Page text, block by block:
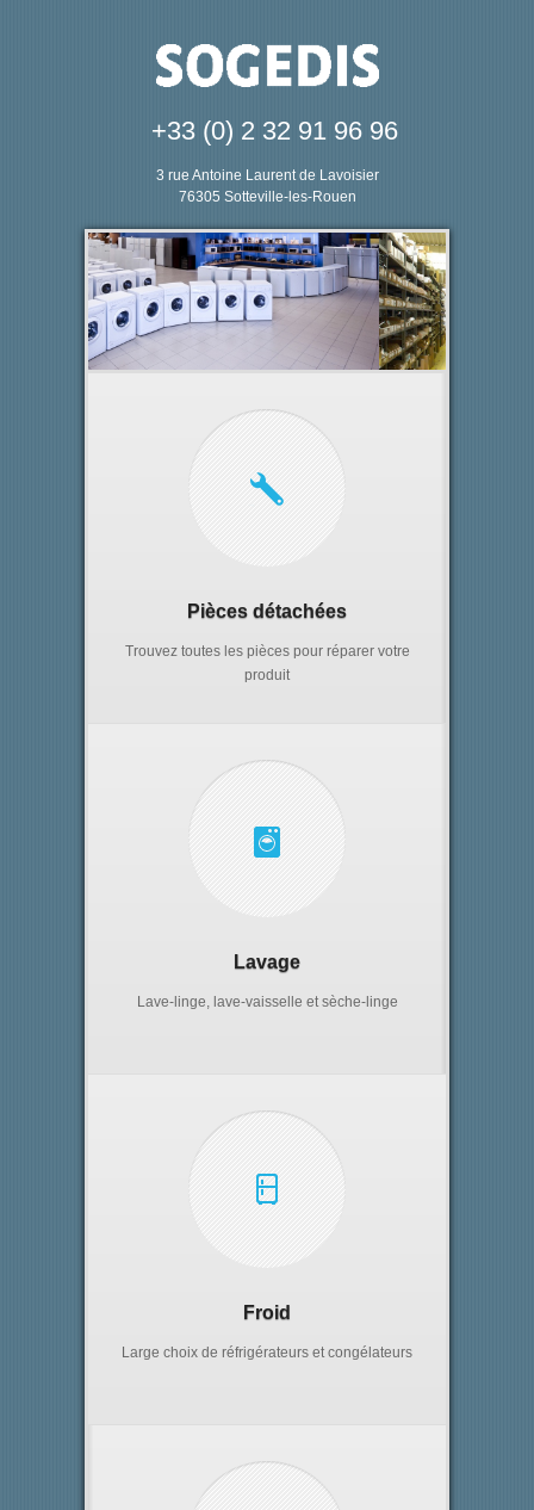
+33 (0) 2 32 91 96 96
3 rue Antoine Laurent de Lavoisier
76305 Sotteville-les-Rouen
Pièces détachées
Trouvez toutes les pièces pour réparer votre
produit
Lavage
Lave-linge, lave-vaisselle et sèche-linge
Froid
Large choix de réfrigérateurs et congélateurs